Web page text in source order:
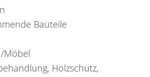
Bauteile
Möbel
Holzschutz,